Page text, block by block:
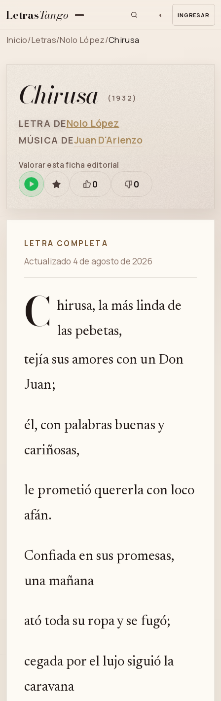
LetrasTango ◐ INGRESAR
Inicio/Letras/Nolo López/Chirusa
Chirusa (1932)
LETRA DENolo López
MÚSICA DEJuan D'Arienzo
ReproducirGUARDAR
Valorar esta ficha editorial
Está
0
Necesita
0
LETRA COMPLETA
Actualizado 4 de agosto de 2026
C hirusa, la más linda de
las pebetas,
tejía sus amores con un Don
Juan;
él, con palabras buenas y
cariñosas,
le prometió quererla con loco
afán.
Confiada en sus promesas,
una mañana
ató toda su ropa y se fugó;
cegada por el lujo siguió la
caravana